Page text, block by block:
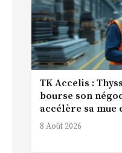
TK Accelis :
bourse son
accélère sa
8 Août 2026